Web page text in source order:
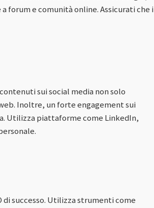
forum e comunità online. Assicurati che i
sui social media non solo
Inoltre, un forte engagement sui
Utilizza piattaforme come LinkedIn,
successo. Utilizza strumenti come